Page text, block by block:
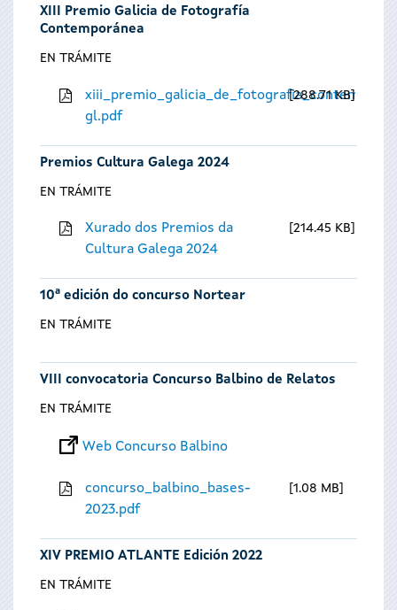
XIII Premio Galicia de Fotografía
Contemporánea
EN TRÁMITE
gl.pdf
288.71 KB
Premios Cultura Galega 2024
EN TRÁMITE
Xurado dos Premios da
Cultura Galega 2024
214.45 KB
10ª edición do concurso Nortear
EN TRÁMITE
VIII convocatoria Concurso Balbino de Relatos
EN TRÁMITE
Web Concurso Balbino
concurso_balbino_bases-
2023.pdf
1.08 MB
XIV PREMIO ATLANTE Edición 2022
EN TRÁMITE